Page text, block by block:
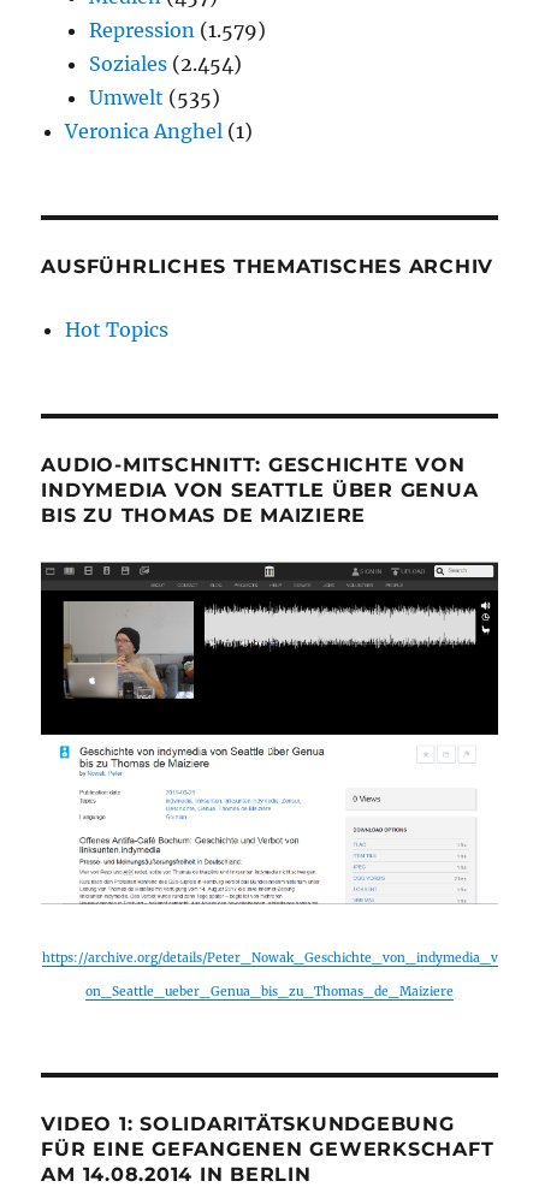
Repression (1.579)
Soziales (2.454)
Umwelt (535)
Veronica Anghel (1)
AUSFÜHRLICHES THEMATISCHES ARCHIV
Hot Topics
AUDIO-MITSCHNITT: GESCHICHTE VON
INDYMEDIA VON SEATTLE ÜBER GENUA
BIS ZU THOMAS DE MAIZIERE
https://archive.org/details/Peter_Nowak_Geschichte_von_indymedia_v
on_Seattle_ueber_Genua_bis_zu_Thomas_de_Maiziere
VIDEO 1: SOLIDARITÄTSKUNDGEBUNG
FÜR EINE GEFANGENEN GEWERKSCHAFT
AM 14.08.2014 IN BERLIN